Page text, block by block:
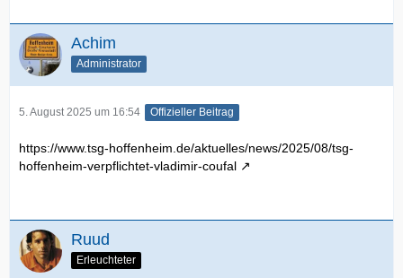
Achim
Administrator
5. August 2025 um 16:54 Offizieller Beitrag
https://www.tsg-hoffenheim.de/aktuelles/news/2025/08/tsg-
hoffenheim-verpflichtet-vladimir-coufal
Ruud
Erleuchteter